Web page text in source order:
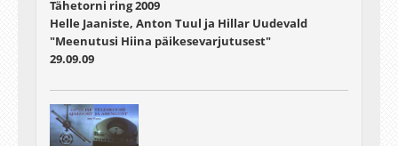
Tähetorni ring 2009
Helle Jaaniste, Anton Tuul ja Hillar Uudevald
"Meenutusi Hiina päikesevarjutusest"
29.09.09